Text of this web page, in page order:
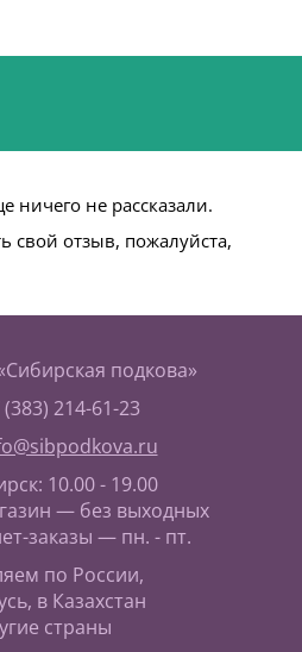
ничего не рассказали.
свой отзыв, пожалуйста,
подкова»
214-61-23
10.00 - 19.00
— без выходных
заказы — пн. - пт.
по России,
в Казахстан
страны